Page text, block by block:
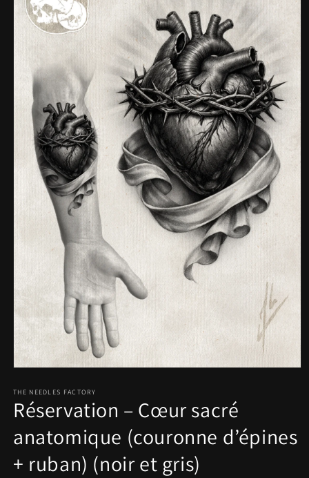
1
in
modal
THE NEEDLES FACTORY
Réservation – Cœur sacré
anatomique (couronne d’épines
+ ruban) (noir et gris)